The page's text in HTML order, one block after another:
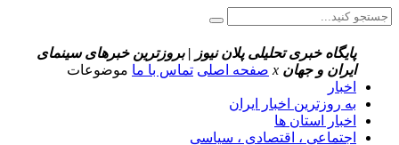
پایگاه خبری تحلیلی پلان نیوز | بروزترین خبرهای سینمای
ایران و جهان x صفحه اصلی تماس با ما موضوعات
اخبار
به روزترین اخبار ایران
اخبار استان ها
اجتماعی ، اقتصادی ، سیاسی